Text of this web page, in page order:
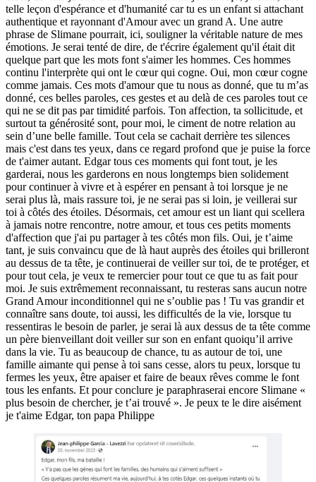
telle leçon d'espérance et d'humanité car tu es un enfant si attachant
authentique et rayonnant d'Amour avec un grand A. Une autre
phrase de Slimane pourrait, ici, souligner la véritable nature de mes
émotions. Je serai tenté de dire, de t'écrire également qu'il était dit
quelque part que les mots font s'aimer les hommes. Ces hommes
continu l'interprète qui ont le cœur qui cogne. Oui, mon cœur cogne
comme jamais. Ces mots d'amour que tu nous as donné, que tu m’as
donné, ces belles paroles, ces gestes et au delà de ces paroles tout ce
qui ne se dit pas par timidité parfois. Ton affection, ta sollicitude, et
surtout ta générosité sont, pour moi, le ciment de notre relation au
sein d’une belle famille. Tout cela se cachait derrière tes silences
mais c'est dans tes yeux, dans ce regard profond que je puise la force
de t'aimer autant. Edgar tous ces moments qui font tout, je les
garderai, nous les garderons en nous longtemps bien solidement
pour continuer à vivre et à espérer en pensant à toi lorsque je ne
serai plus là, mais rassure toi, je ne serai pas si loin, je veillerai sur
toi à côtés des étoiles. Désormais, cet amour est un liant qui scellera
à jamais notre rencontre, notre amour, et tous ces petits moments
d'affection que j'ai pu partager à tes côtés mon fils. Oui, je t’aime
tant, je suis convaincu que de là haut auprès des étoiles qui brilleront
au dessus de ta tête, je continuerai de veiller sur toi, de te protéger, et
pour tout cela, je veux te remercier pour tout ce que tu as fait pour
moi. Je suis extrêmement reconnaissant, tu resteras sans aucun notre
Grand Amour inconditionnel qui ne s’oublie pas ! Tu vas grandir et
connaître sans doute, toi aussi, les difficultés de la vie, lorsque tu
ressentiras le besoin de parler, je serai là aux dessus de ta tête comme
un père bienveillant doit veiller sur son en enfant quoiqu’il arrive
dans la vie. Tu as beaucoup de chance, tu as autour de toi, une
famille aimante qui pense à toi sans cesse, alors tu peux, lorsque tu
fermes les yeux, être apaiser et faire de beaux rêves comme le font
tous les enfants. Et pour conclure je paraphraserai encore Slimane «
plus besoin de chercher, je t’ai trouvé ». Je peux te le dire aisément
je t'aime Edgar, ton papa Philippe